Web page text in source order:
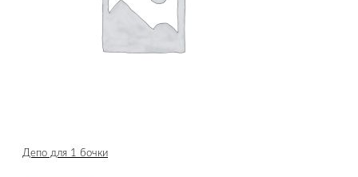
Депо для 1 бочки